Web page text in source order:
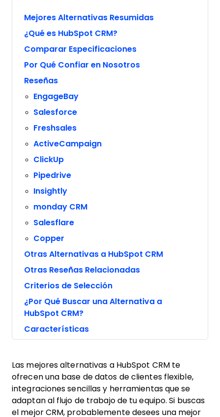
Mejores Alternativas Resumidas
¿Qué es HubSpot CRM?
Comparar Especificaciones
Por Qué Confiar en Nosotros
Reseñas
EngageBay
Salesforce
Freshsales
ActiveCampaign
ClickUp
Pipedrive
Insightly
monday CRM
Salesflare
Copper
Otras Alternativas a HubSpot CRM
Otras Reseñas Relacionadas
Criterios de Selección
¿Por Qué Buscar una Alternativa a
HubSpot CRM?
Características
Las mejores alternativas a HubSpot CRM te
ofrecen una base de datos de clientes flexible,
integraciones sencillas y herramientas que se
adaptan al flujo de trabajo de tu equipo. Si buscas
el mejor CRM, probablemente desees una mejor